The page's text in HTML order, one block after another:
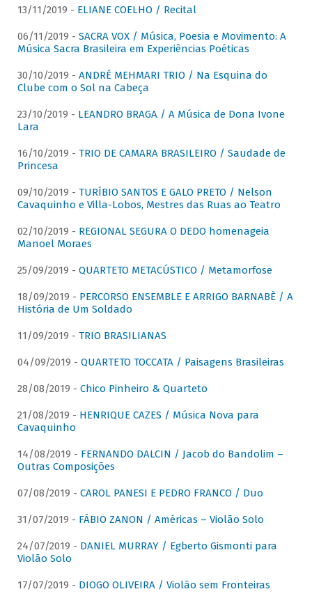
13/11/2019 - ELIANE COELHO / Recital
06/11/2019 - SACRA VOX / Música, Poesia e Movimento: A
Música Sacra Brasileira em Experiências Poéticas
30/10/2019 - ANDRÉ MEHMARI TRIO / Na Esquina do
Clube com o Sol na Cabeça
23/10/2019 - LEANDRO BRAGA / A Música de Dona Ivone
Lara
16/10/2019 - TRIO DE CAMARA BRASILEIRO / Saudade de
Princesa
09/10/2019 - TURÍBIO SANTOS E GALO PRETO / Nelson
Cavaquinho e Villa-Lobos, Mestres das Ruas ao Teatro
02/10/2019 - REGIONAL SEGURA O DEDO homenageia
Manoel Moraes
25/09/2019 - QUARTETO METACÚSTICO / Metamorfose
18/09/2019 - PERCORSO ENSEMBLE E ARRIGO BARNABÈ / A
História de Um Soldado
11/09/2019 - TRIO BRASILIANAS
04/09/2019 - QUARTETO TOCCATA / Paisagens Brasileiras
28/08/2019 - Chico Pinheiro & Quarteto
21/08/2019 - HENRIQUE CAZES / Música Nova para
Cavaquinho
14/08/2019 - FERNANDO DALCIN / Jacob do Bandolim –
Outras Composições
07/08/2019 - CAROL PANESI E PEDRO FRANCO / Duo
31/07/2019 - FÁBIO ZANON / Américas – Violão Solo
24/07/2019 - DANIEL MURRAY / Egberto Gismonti para
Violão Solo
17/07/2019 - DIOGO OLIVEIRA / Violão sem Fronteiras